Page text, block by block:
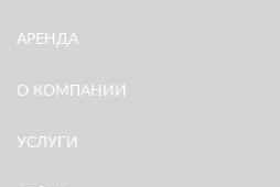
АРЕНДА
О КОМПАНИИ
УСЛУГИ